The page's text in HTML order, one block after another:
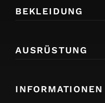
BEKLEIDUNG
AUSRÜSTUNG
INFORMATIONEN